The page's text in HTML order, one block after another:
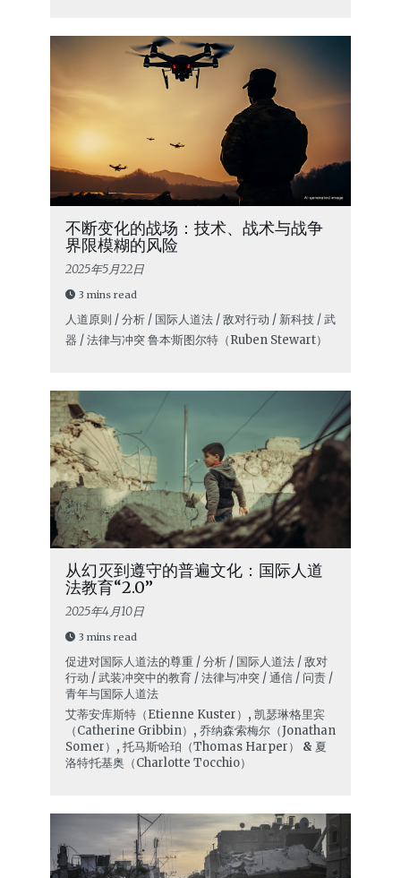
不断变化的战场：技术、战术与战争
界限模糊的风险
2025年5月22日
3 mins read
人道原则 / 分析 / 国际人道法 / 敌对行动 / 新科技 / 武
器 / 法律与冲突鲁本·斯图尔特（Ruben Stewart）
从幻灭到遵守的普遍文化：国际人道
法教育“2.0”
2025年4月10日
3 mins read
促进对国际人道法的尊重 / 分析 / 国际人道法 / 敌对
行动 / 武装冲突中的教育 / 法律与冲突 / 通信 / 问责 /
青年与国际人道法
艾蒂安·库斯特（Etienne Kuster） , 凯瑟琳·格里宾
（Catherine Gribbin） , 乔纳森·索梅尔（Jonathan
Somer） , 托马斯·哈珀（Thomas Harper） & 夏
洛特·托基奥（Charlotte Tocchio）